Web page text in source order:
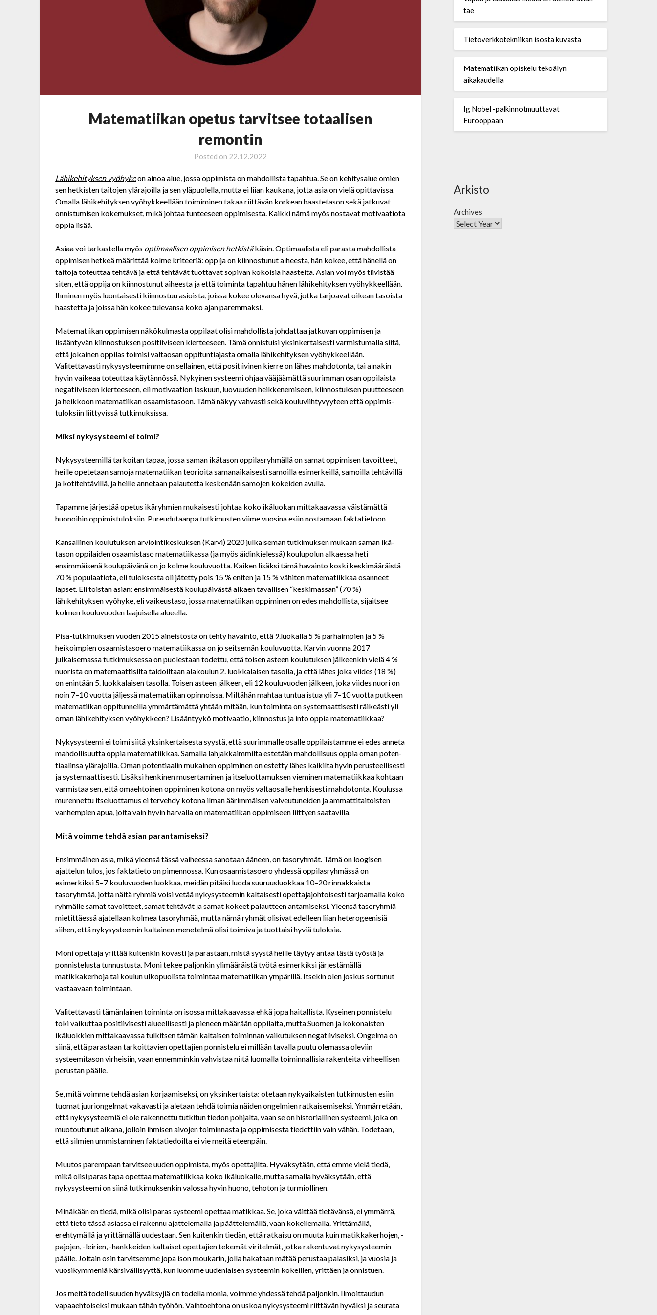
Matematiikan opetus tarvitsee totaalisen
remontin
Posted on 22.12.2022
Lähikehityksen vyöhykeon ainoa alue, jossa oppimista on mahdollista tapahtua. Se on kehitysalue omien
sen hetkisten taitojen ylärajoilla ja sen yläpuolella, mutta ei liian kaukana, jotta asia on vielä opittavissa.
Omalla lähikehityksen vyöhykkeellään toimiminen takaa riittävän korkean haastetason sekä jatkuvat
onnistumisen kokemukset, mikä johtaa tunteeseen oppimisesta. Kaikki nämä myös nostavat motivaatiota
oppia lisää.
Asiaa voi tarkastella myös optimaalisen oppimisen hetkistäkäsin. Optimaalista eli parasta mahdollista
oppimisen hetkeä määrittää kolme kriteeriä: oppija on kiinnostunut aiheesta, hän kokee, että hänellä on
taitoja toteuttaa tehtävä ja että tehtävät tuottavat sopivan kokoisia haasteita. Asian voi myös tiivistää
siten, että oppija on kiinnostunut aiheesta ja että toiminta tapahtuu hänen lähikehityksen vyöhykkeellään.
Ihminen myös luontaisesti kiinnostuu asioista, joissa kokee olevansa hyvä, jotka tarjoavat oikean tasoista
haastetta ja joissa hän kokee tulevansa koko ajan paremmaksi.
Matematiikan oppimisen näkökulmasta oppilaat olisi mahdollista johdattaa jatkuvan oppimisen ja
lisääntyvän kiinnostuksen positiiviseen kierteeseen. Tämä onnistuisi yksinkertaisesti varmistumalla siitä,
että jokainen oppilas toimisi valtaosan oppitunti­ajasta omalla lähikehityksen vyöhykkeellään.
Valitettavasti nyky­systeemimme on sellainen, että positiivinen kierre on lähes mahdotonta, tai ainakin
hyvin vaikeaa toteuttaa käytännössä. Nykyinen systeemi ohjaa vääjäämättä suurimman osan oppilaista
negatiiviseen kierteeseen, eli motivaation laskuun, luovuuden heikkenemiseen, kiinnostuksen puutteeseen
ja heikkoon matematiikan osaamistasoon. Tämä näkyy vahvasti sekä koulu­viihtyvyyteen että oppimis­
tuloksiin liittyvissä tutkimuksissa.
Miksi nykysysteemi ei toimi?
Nykysysteemillä tarkoitan tapaa, jossa saman ikätason oppilasryhmällä on samat oppimisen tavoitteet,
heille opetetaan samoja matematiikan teorioita saman­aikaisesti samoilla esimerkeillä, samoilla tehtävillä
ja kotitehtävillä, ja heille annetaan palautetta keskenään samojen kokeiden avulla.
Tapamme järjestää opetus ikäryhmien mukaisesti johtaa koko ikäluokan mittakaavassa väistämättä
huonoihin oppimistuloksiin. Pureudutaanpa tutkimusten viime vuosina esiin nostamaan faktatietoon.
Kansallinen koulutuksen arviointikeskuksen (Karvi) 2020 julkaiseman tutkimuksen mukaan saman ikä­
tason oppilaiden osaamistaso matematiikassa (ja myös äidin­kielessä) koulupolun alkaessa heti
ensimmäisenä koulu­päivänä on jo kolme kouluvuotta. Kaiken lisäksi tämä havainto koski keskimääräistä
70 % populaatiota, eli tuloksesta oli jätetty pois 15 % eniten ja 15 % vähiten matematiikkaa osanneet
lapset. Eli toistan asian: ensimmäisestä koulupäivästä alkaen tavallisen “keski­massan” (70 %)
lähikehityksen vyöhyke, eli vaikeus­taso, jossa matematiikan oppiminen on edes mahdollista, sijaitsee
kolmen kouluvuoden laajuisella alueella.
Pisa-tutkimuksen vuoden 2015 aineistosta on tehty havainto, että 9.luokalla 5 % parhaimpien ja 5 %
heikoimpien osaamistasoero matematiikassa on jo seitsemän kouluvuotta. Karvin vuonna 2017
julkaisemassa tutkimuksessa on puolestaan todettu, että toisen asteen koulutuksen jälkeenkin vielä 4 %
nuorista on matemaattisilta taidoiltaan alakoulun 2. luokkalaisen tasolla, ja että lähes joka viides (18 %)
on enintään 5. luokkalaisen tasolla. Toisen asteen jälkeen, eli 12 koulu­vuoden jälkeen, joka viides nuori on
noin 7–10 vuotta jäljessä matematiikan opinnoissa. Miltähän mahtaa tuntua istua yli 7–10 vuotta putkeen
matematiikan oppi­tunneilla ymmärtämättä yhtään mitään, kun toiminta on systemaattisesti räikeästi yli
oman lähikehityksen vyöhykkeen? Lisääntyykö motivaatio, kiinnostus ja into oppia matematiikkaa?
Nykysysteemi ei toimi siitä yksinkertaisesta syystä, että suurimmalle osalle oppilaistamme ei edes anneta
mahdollisuutta oppia matematiikkaa. Samalla lahjakkaimmilta estetään mahdollisuus oppia oman poten­
tiaalinsa ylärajoilla. Oman potentiaalin mukainen oppiminen on estetty lähes kaikilta hyvin perusteellisesti
ja systemaattisesti. Lisäksi henkinen musertaminen ja itseluottamuksen vieminen matematiikkaa kohtaan
varmistaa sen, että omaehtoinen oppiminen kotona on myös valtaosalle henkisesti mahdotonta. Koulussa
murennettu itseluottamus ei tervehdy kotona ilman äärimmäisen valveutuneiden ja ammattitaitoisten
vanhempien apua, joita vain hyvin harvalla on matematiikan oppimiseen liittyen saatavilla.
Mitä voimme tehdä asian parantamiseksi?
Ensimmäinen asia, mikä yleensä tässä vaiheessa sanotaan ääneen, on tasoryhmät. Tämä on loogisen
ajattelun tulos, jos faktatieto on pimennossa. Kun osaamistasoero yhdessä oppilasryhmässä on
esimerkiksi 5–7 koulu­vuoden luokkaa, meidän pitäisi luoda suuruusluokkaa 10–20 rinnakkaista
tasoryhmää, jotta näitä ryhmiä voisi vetää nykysysteemin kaltaisesti opettajajohtoisesti tarjoamalla koko
ryhmälle samat tavoitteet, samat tehtävät ja samat kokeet palautteen antamiseksi. Yleensä tasoryhmiä
mietittäessä ajatellaan kolmea tasoryhmää, mutta nämä ryhmät olisivat edelleen liian hetero­geenisiä
siihen, että nykysysteemin kaltainen menetelmä olisi toimiva ja tuottaisi hyviä tuloksia.
Moni opettaja yrittää kuitenkin kovasti ja parastaan, mistä syystä heille täytyy antaa tästä työstä ja
ponnistelusta tunnustusta. Moni tekee paljonkin ylimääräistä työtä esimerkiksi järjestämällä
matikkakerhoja tai koulun ulkopuolista toimintaa matematiikan ympärillä. Itsekin olen joskus sortunut
vastaavaan toimintaan.
Valitettavasti tämänlainen toiminta on isossa mitta­kaavassa ehkä jopa haitallista. Kyseinen ponnistelu
toki vaikuttaa positiivisesti alueellisesti ja pieneen määrään oppilaita, mutta Suomen ja kokonaisten
ikäluokkien mittakaavassa tulkitsen tämän kaltaisen toiminnan vaikutuksen negatiiviseksi. Ongelma on
siinä, että parastaan tarkoittavien opettajien ponnistelu ei millään tavalla puutu olemassa oleviin
systeemitason virheisiin, vaan ennemminkin vahvistaa niitä luomalla toiminnallisia rakenteita virheellisen
perustan päälle.
Se, mitä voimme tehdä asian korjaamiseksi, on yksin­kertaista: otetaan nykyaikaisten tutkimusten esiin
tuomat juuriongelmat vakavasti ja aletaan tehdä toimia näiden ongelmien ratkaisemiseksi. Ymmärretään,
että nykysysteemiä ei ole rakennettu tutkitun tiedon pohjalta, vaan se on historiallinen systeemi, joka on
muotoutunut aikana, jolloin ihmisen aivojen toiminnasta ja oppimisesta tiedettiin vain vähän. Todetaan,
että silmien ummistaminen faktatiedoilta ei vie meitä eteenpäin.
Muutos parempaan tarvitsee uuden oppimista, myös opettajilta. Hyväksytään, että emme vielä tiedä,
mikä olisi paras tapa opettaa matematiikkaa koko ikä­luokalle, mutta samalla hyväksytään, että
nykysysteemi on siinä tutkimuksenkin valossa hyvin huono, tehoton ja turmiollinen.
Minäkään en tiedä, mikä olisi paras systeemi opettaa matikkaa. Se, joka väittää tietävänsä, ei ymmärrä,
että tieto tässä asiassa ei rakennu ajattelemalla ja päättelemällä, vaan kokeilemalla. Yrittämällä,
erehtymällä ja yrittämällä uudestaan. Sen kuitenkin tiedän, että ratkaisu on muuta kuin matikkakerhojen, -
pajojen, -leirien, -hankkeiden kaltaiset opettajien tekemät viritelmät, jotka rakentuvat nykysysteemin
päälle. Joltain osin tarvitsemme jopa ison moukarin, jolla hakataan mätää perustaa palasiksi, ja vuosia ja
vuosikymmeniä kärsivällisyyttä, kun luomme uudenlaisen systeemin kokeillen, yrittäen ja onnistuen.
Jos meitä todellisuuden hyväksyjiä on todella monia, voimme yhdessä tehdä paljonkin. Ilmoittaudun
vapaaehtoiseksi mukaan tähän työhön. Vaihtoehtona on uskoa nykysysteemi riittävän hyväksi ja seurata
tae
Tietoverkkotekniikan isosta kuvasta
Matematiikan opiskelu tekoälyn
aikakaudella
Ig Nobel -palkinnotmuuttavat
Eurooppaan
Arkisto
Archives